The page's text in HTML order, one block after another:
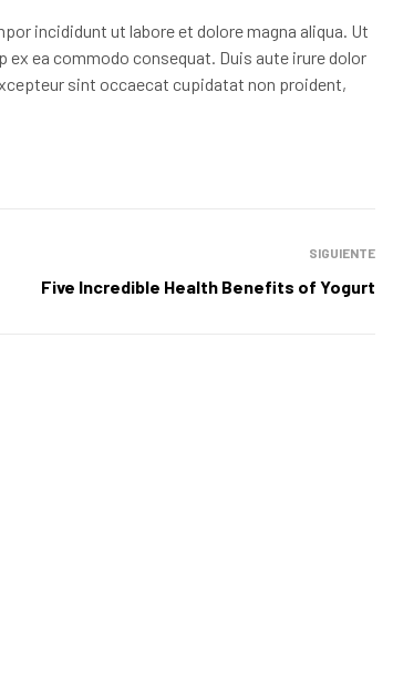
incididunt ut labore et dolore magna aliqua. Ut
ea commodo consequat. Duis aute irure dolor
sint occaecat cupidatat non proident,
SIGUIENTE
Five Incredible Health Benefits of Yogurt